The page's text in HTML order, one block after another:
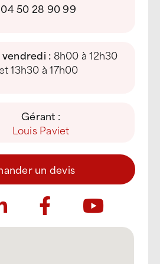
04 50 28 90 99
vendredi : 8h00 à 12h30
13h30 à 17h00
Gérant :
Louis Paviet
un devis